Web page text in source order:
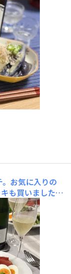
お気に入りの
も買いました〜